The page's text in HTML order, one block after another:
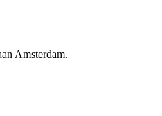
Amsterdam.